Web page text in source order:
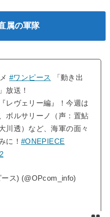
属の軍隊
メ#ワンピース
「動き出
放送！
レヴェリー編』！今週は
ボルサリーノ（声：置鮎
川透）など、海軍の面々
に！ #ONEPIECE
ス) (@OPcom_info)